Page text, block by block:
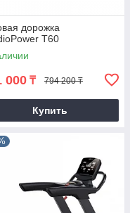
дорожка
T60
000 ₸ 794 200 ₸
Купить